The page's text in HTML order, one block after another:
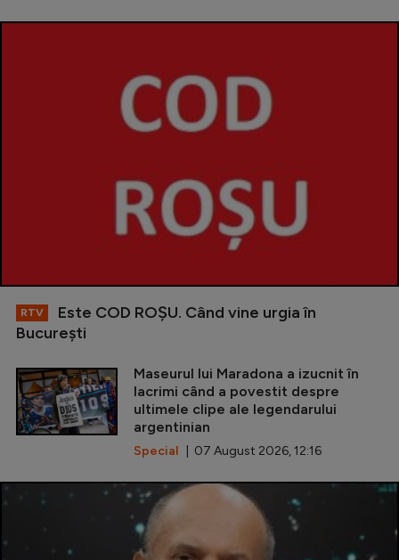
RTV
Este COD ROŞU. Când vine urgia în
Bucureşti
Maseurul lui Maradona a izucnit în
lacrimi când a povestit despre
ultimele clipe ale legendarului
argentinian
Special | 07 August 2026, 12:16